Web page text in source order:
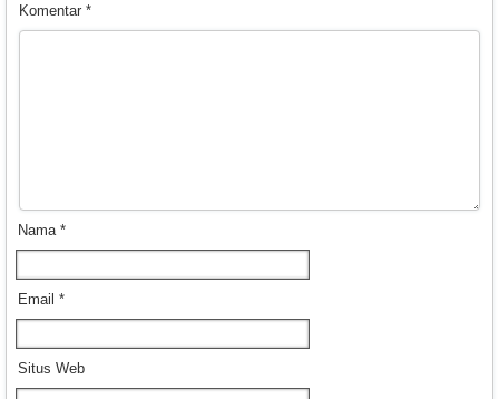
Komentar *
Nama *
Email *
Situs Web